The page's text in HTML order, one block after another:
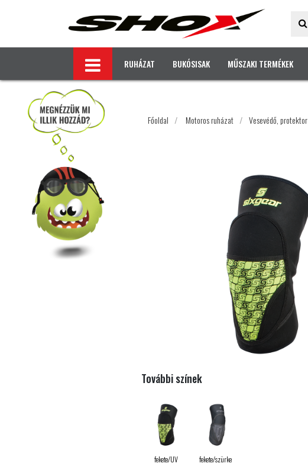
RUHÁZAT BUKÓSISAK MŰSZAKI TERMÉKEK
Főoldal / Motoros ruházat / Vesevédő, protektor
További színek
fekete/UV fekete/szürke